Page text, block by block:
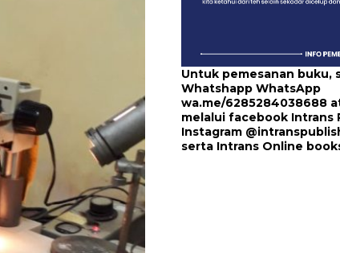
Untuk pemesanan buku,
Whatshapp WhatsApp
wa.me/6285284038688
melalui facebook Intrans
Instagram
serta Intrans Online